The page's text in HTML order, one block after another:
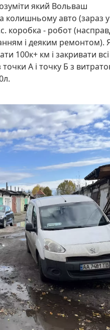
який Вольваш
колишньому авто (зараз у
коробка - робот
і деяким ремонтом).
100к+ км і закривати всі
точки А і точку Б з